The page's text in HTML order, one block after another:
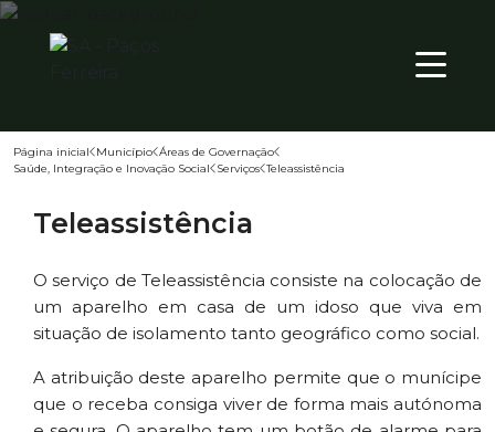
Território
Município
Atualidade
27º PT
Página inicial Município Áreas de Governação
Saúde, Integração e Inovação Social
Serviços Teleassistência
Teleassistência
O serviço de Teleassistência consiste na colocação de
um aparelho em casa de um idoso que viva em
situação de isolamento tanto geográfico como social.
A atribuição deste aparelho permite que o munícipe
que o receba consiga viver de forma mais autónoma